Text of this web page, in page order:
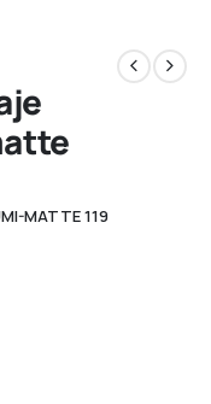
MATTE 119